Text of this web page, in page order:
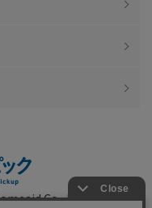
Co., Ltd.